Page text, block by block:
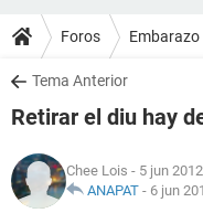
FOROS
SALUD
NUTRICIÓN
Foros Embarazo
Tema Anterior
Retirar el diu hay
Chee Lois - 5 jun
ANAPAT - 6 jun